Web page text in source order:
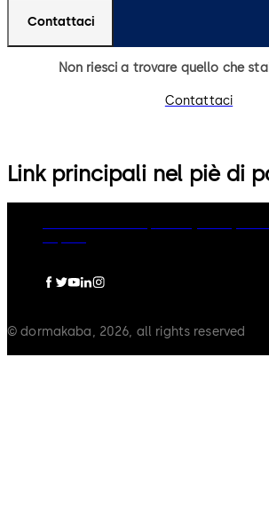
Contattaci
Non riesci a trovare quello che
Contattaci
Link principali nel piè di
© dormakaba, 2026, all rights reserved